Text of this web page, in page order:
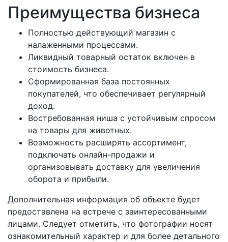
Преимущества бизнеса
Полностью действующий магазин с
налаженными процессами.
Ликвидный товарный остаток включен в
стоимость бизнеса.
Сформированная база постоянных
покупателей, что обеспечивает регулярный
доход.
Востребованная ниша с устойчивым спросом
на товары для животных.
Возможность расширять ассортимент,
подключать онлайн-продажи и
организовывать доставку для увеличения
оборота и прибыли.
Дополнительная информация об объекте будет
предоставлена на встрече с заинтересованными
лицами. Следует отметить, что фотографии носят
ознакомительный характер и для более детального